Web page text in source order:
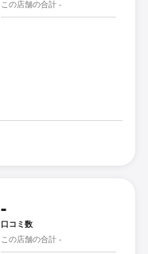
この店舗の合計 -
-
口コミ数
この店舗の合計 -